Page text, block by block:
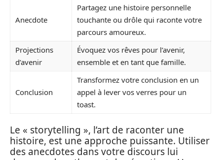
Anecdote
Partagez une histoire personnelle
touchante ou drôle qui raconte votre
parcours amoureux.
Projections
d’avenir
Évoquez vos rêves pour l’avenir,
ensemble et en tant que famille.
Conclusion
Transformez votre conclusion en un
appel à lever vos verres pour un
toast.
Le « storytelling », l’art de raconter une
histoire, est une approche puissante. Utiliser
des anecdotes dans votre discours lui